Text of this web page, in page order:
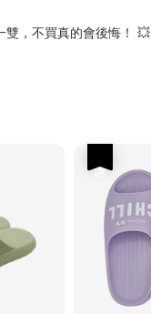
雙，不買真的會後悔！ 💥